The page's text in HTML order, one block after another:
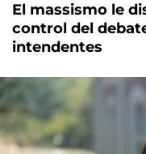
El massismo le
control del
intendentes